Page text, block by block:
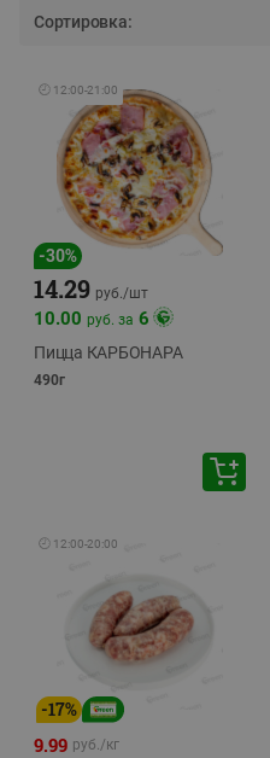
Сортировка:
🕘 12:00-21:00
-30%
14.29 руб./шт
10.00 руб. за 6
Пицца КАРБОНАРА
490г
🕘 12:00-20:00
-17%
9.99 руб./кг